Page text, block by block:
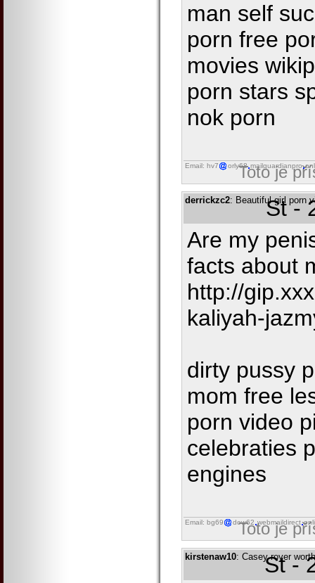
man self
porn free
movies
porn stars
nok porn
Email: hv7 orly68 mailguardianpro
Toto je
derrickzc2: Beautiful girl porn
St -
Are my
facts about
http://
kaliyah-
dirty pussy
mom free
porn video
celebraties
engines
Email: bg69 dow62 webmaildirect
Toto je
kirstenaw10: Casey royer
St -